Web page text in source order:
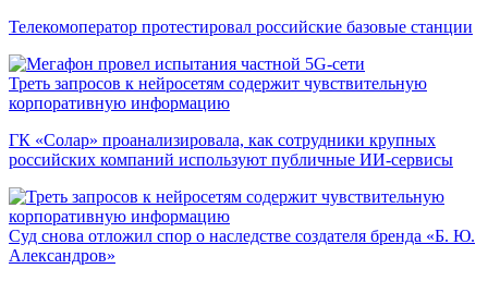
Телекомоператор протестировал российские базовые станции
Треть запросов к нейросетям содержит чувствительную
корпоративную информацию
ГК «Солар» проанализировала, как сотрудники крупных
российских компаний используют публичные ИИ-сервисы
Суд снова отложил спор о наследстве создателя бренда «Б. Ю.
Александров»